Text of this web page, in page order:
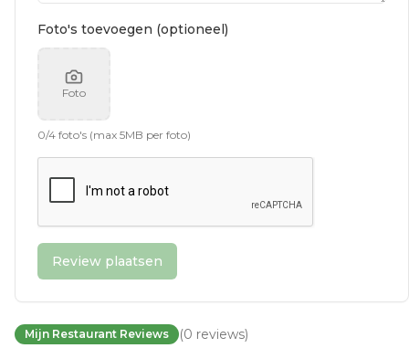
Foto's toevoegen (optioneel)
Foto
0/4 foto's (max 5MB per foto)
Review plaatsen
Mijn Restaurant Reviews (0 reviews)